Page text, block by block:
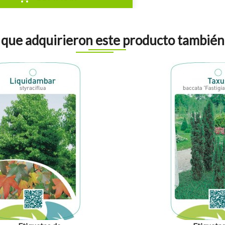
adquirieron este producto